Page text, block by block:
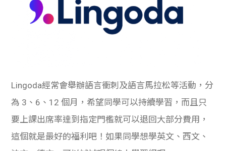
Lingoda經常會舉辦語言衝刺及語言馬拉松等活動，分
為 3、6、12 個月，希望同學可以持續學習，而且只
要上課出席率達到指定門檻就可以退回大部分費用，
這個就是最好的福利吧！如果同學想學英文、西文、